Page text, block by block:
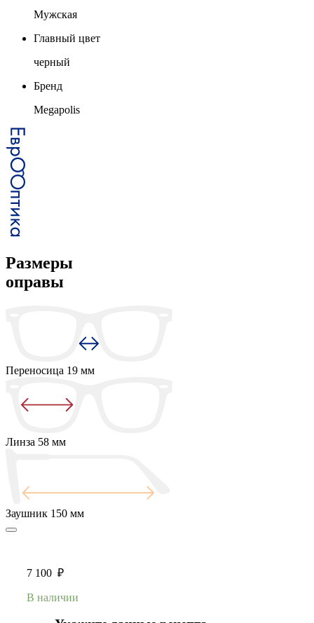
Мужская
Главный цвет
черный
Бренд
Megapolis
Размеры
оправы
Переносица 19 мм
Линза 58 мм
Заушник 150 мм
7 100 ₽
В наличии